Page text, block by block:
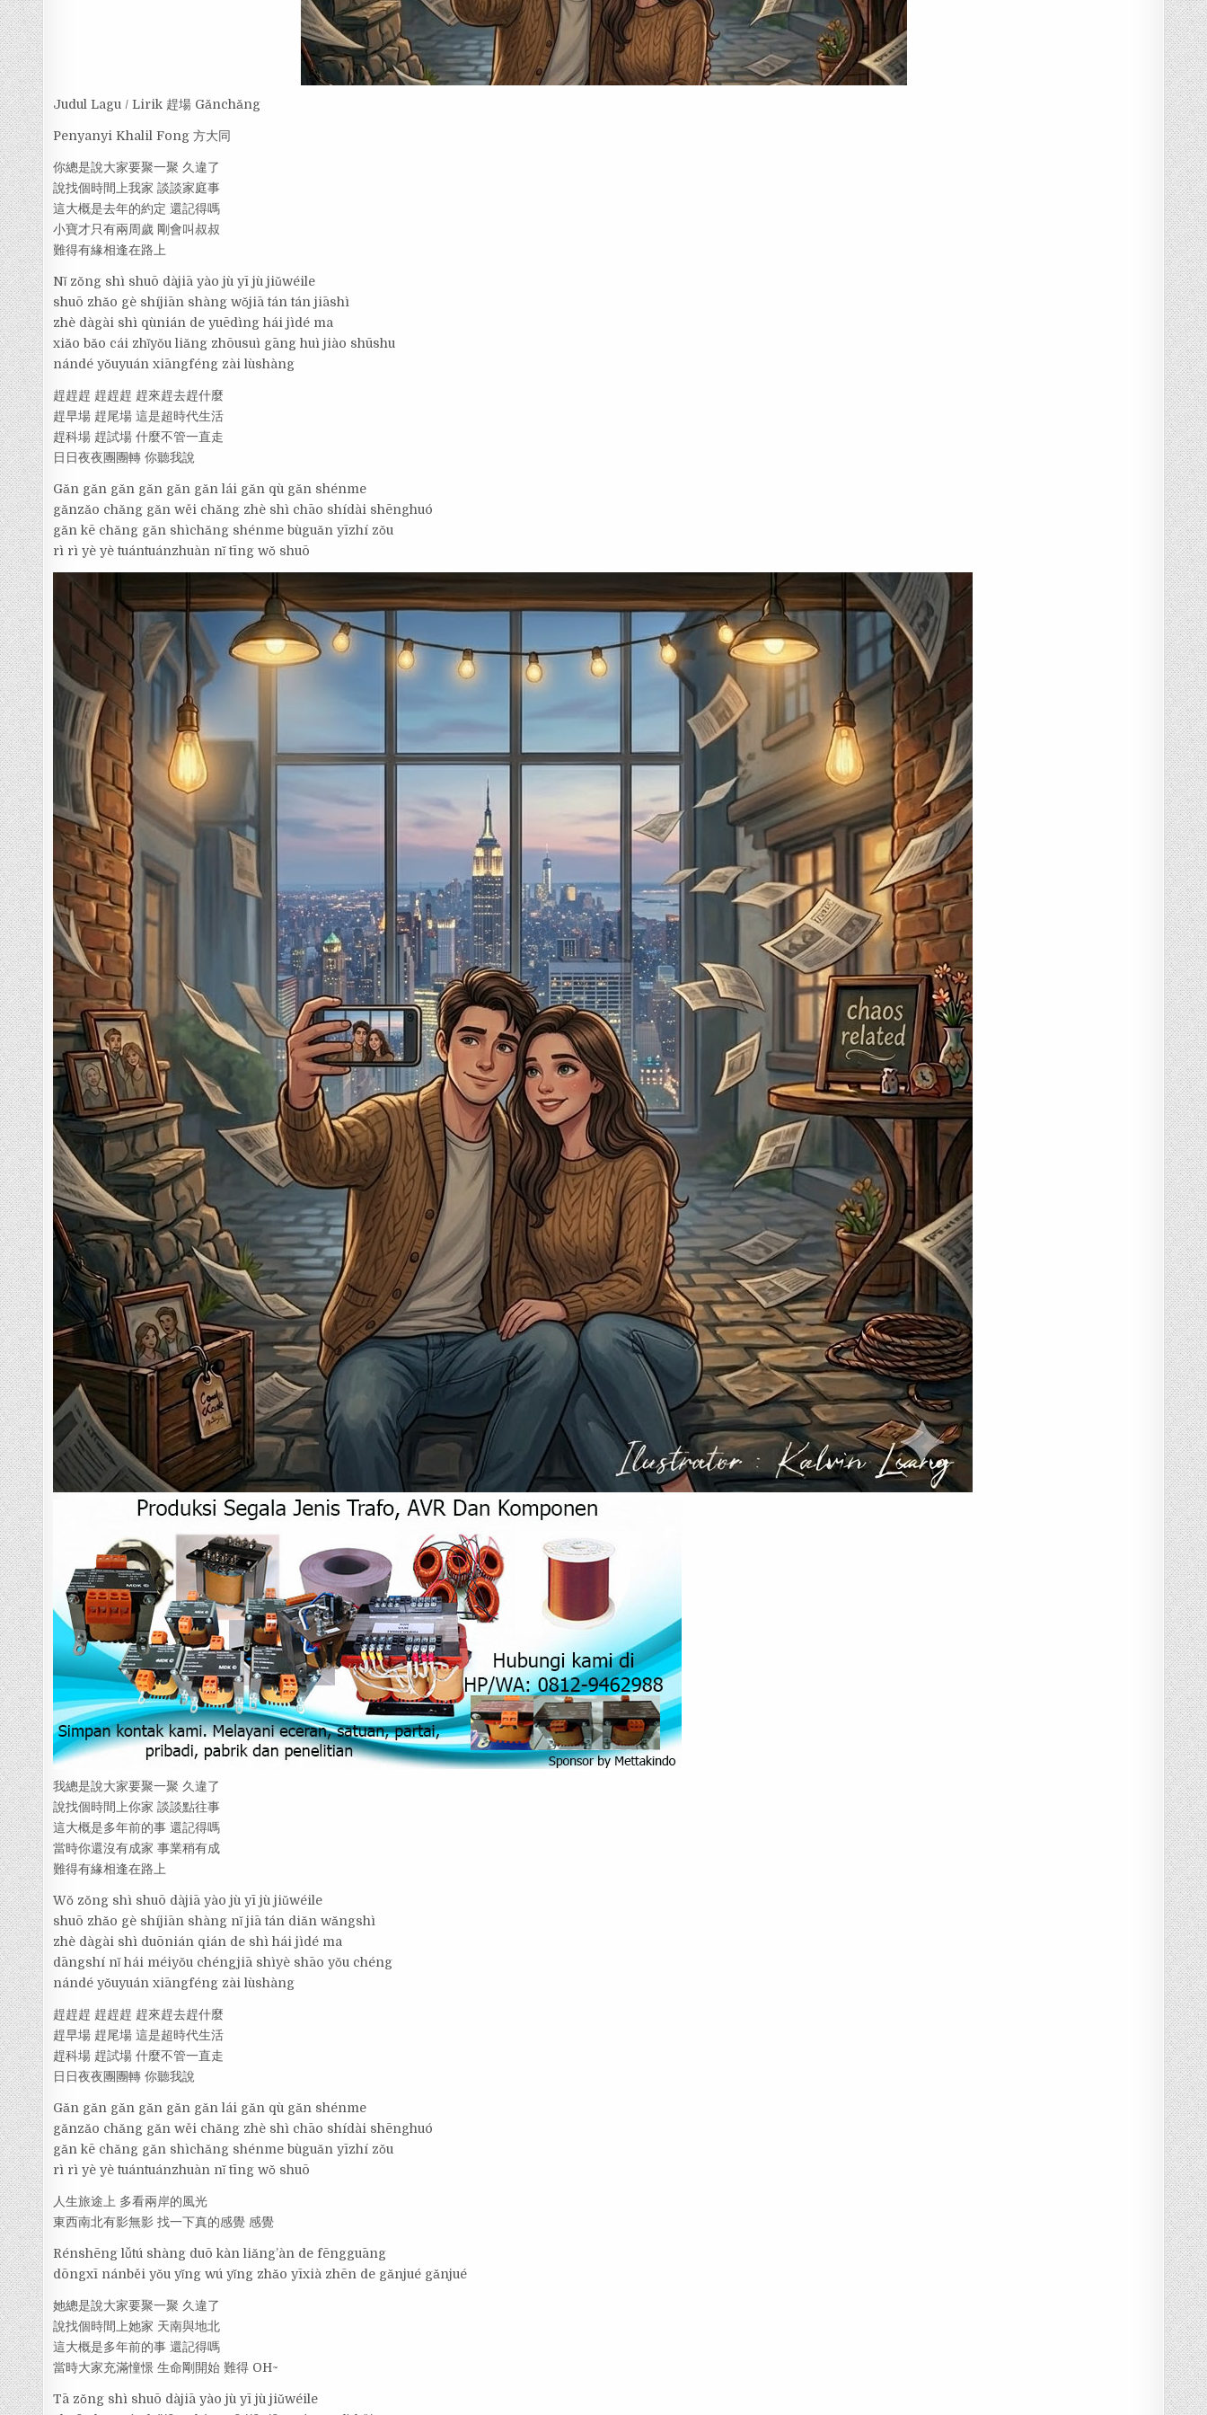
Judul Lagu / Lirik 趕場 Gǎnchǎng
Penyanyi Khalil Fong 方大同
你總是說大家要聚一聚 久違了
說找個時間上我家 談談家庭事
這大概是去年的約定 還記得嗎
小寶才只有兩周歲 剛會叫叔叔
難得有緣相逢在路上
Nǐ zǒng shì shuō dàjiā yào jù yī jù jiǔwéile
shuō zhǎo gè shíjiān shàng wǒjiā tán tán jiāshì
zhè dàgài shì qùnián de yuēdìng hái jìdé ma
xiǎo bǎo cái zhǐyǒu liǎng zhōusuì gāng huì jiào shūshu
nándé yǒuyuán xiāngféng zài lùshàng
趕趕趕 趕趕趕 趕來趕去趕什麼
趕早場 趕尾場 這是超時代生活
趕科場 趕試場 什麼不管一直走
日日夜夜團團轉 你聽我說
Gǎn gǎn gǎn gǎn gǎn gǎn lái gǎn qù gǎn shénme
gǎnzǎo chǎng gǎn wěi chǎng zhè shì chāo shídài shēnghuó
gǎn kē chǎng gǎn shìchǎng shénme bùguǎn yīzhí zǒu
rì rì yè yè tuántuánzhuàn nǐ tīng wǒ shuō
我總是說大家要聚一聚 久違了
說找個時間上你家 談談點往事
這大概是多年前的事 還記得嗎
當時你還沒有成家 事業稍有成
難得有緣相逢在路上
Wǒ zǒng shì shuō dàjiā yào jù yī jù jiǔwéile
shuō zhǎo gè shíjiān shàng nǐ jiā tán diǎn wǎngshì
zhè dàgài shì duōnián qián de shì hái jìdé ma
dāngshí nǐ hái méiyǒu chéngjiā shìyè shāo yǒu chéng
nándé yǒuyuán xiāngféng zài lùshàng
趕趕趕 趕趕趕 趕來趕去趕什麼
趕早場 趕尾場 這是超時代生活
趕科場 趕試場 什麼不管一直走
日日夜夜團團轉 你聽我說
Gǎn gǎn gǎn gǎn gǎn gǎn lái gǎn qù gǎn shénme
gǎnzǎo chǎng gǎn wěi chǎng zhè shì chāo shídài shēnghuó
gǎn kē chǎng gǎn shìchǎng shénme bùguǎn yīzhí zǒu
rì rì yè yè tuántuánzhuàn nǐ tīng wǒ shuō
人生旅途上 多看兩岸的風光
東西南北有影無影 找一下真的感覺 感覺
Rénshēng lǚtú shàng duō kàn liǎng’àn de fēngguāng
dōngxī nánběi yǒu yǐng wú yǐng zhǎo yīxià zhēn de gǎnjué gǎnjué
她總是說大家要聚一聚 久違了
說找個時間上她家 天南與地北
這大概是多年前的事 還記得嗎
當時大家充滿憧憬 生命剛開始 難得 OH~
Tā zǒng shì shuō dàjiā yào jù yī jù jiǔwéile